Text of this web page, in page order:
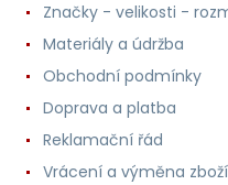
Značky - velikosti -
Materiály a údržba
Obchodní podmínky
Doprava a platba
Reklamační řád
Vrácení a výměna zboží